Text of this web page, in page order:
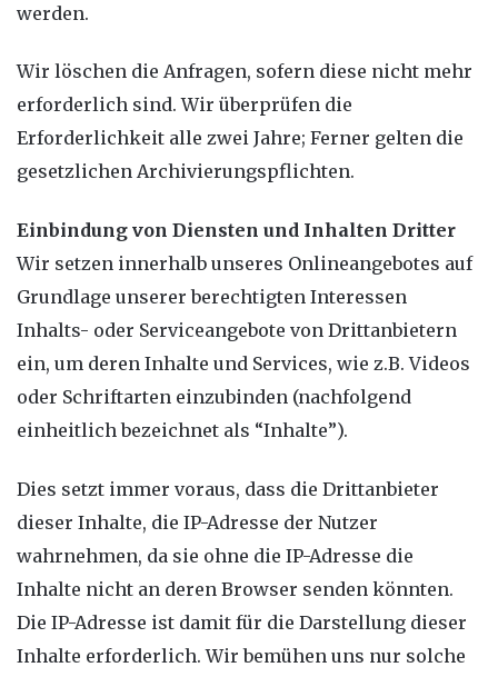
werden.
Wir löschen die Anfragen, sofern diese nicht mehr
erforderlich sind. Wir überprüfen die
Erforderlichkeit alle zwei Jahre; Ferner gelten die
gesetzlichen Archivierungspflichten.
Einbindung von Diensten und Inhalten Dritter
Wir setzen innerhalb unseres Onlineangebotes auf
Grundlage unserer berechtigten Interessen
Inhalts- oder Serviceangebote von Drittanbietern
ein, um deren Inhalte und Services, wie z.B. Videos
oder Schriftarten einzubinden (nachfolgend
einheitlich bezeichnet als “Inhalte”).
Dies setzt immer voraus, dass die Drittanbieter
dieser Inhalte, die IP-Adresse der Nutzer
wahrnehmen, da sie ohne die IP-Adresse die
Inhalte nicht an deren Browser senden könnten.
Die IP-Adresse ist damit für die Darstellung dieser
Inhalte erforderlich. Wir bemühen uns nur solche